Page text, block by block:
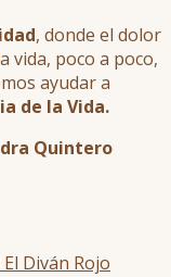
, donde el dolor
vida, poco a poco,
ayudar a
de la Vida.
Quintero
Diván Rojo